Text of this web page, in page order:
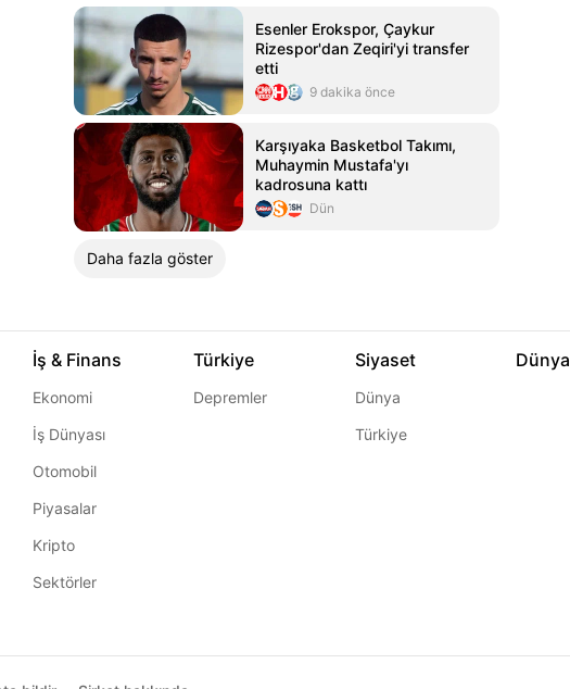
Esenler Erokspor, Çaykur
Rizespor'dan Zeqiri'yi transfer
etti
9 dakika önce
Karşıyaka Basketbol Takımı,
Muhaymin Mustafa'yı
kadrosuna kattı
Dün
Daha fazla göster
İş & Finans
Ekonomi
İş Dünyası
Otomobil
Piyasalar
Kripto
Sektörler
Türkiye
Depremler
Siyaset
Dünya
Türkiye
Dünya